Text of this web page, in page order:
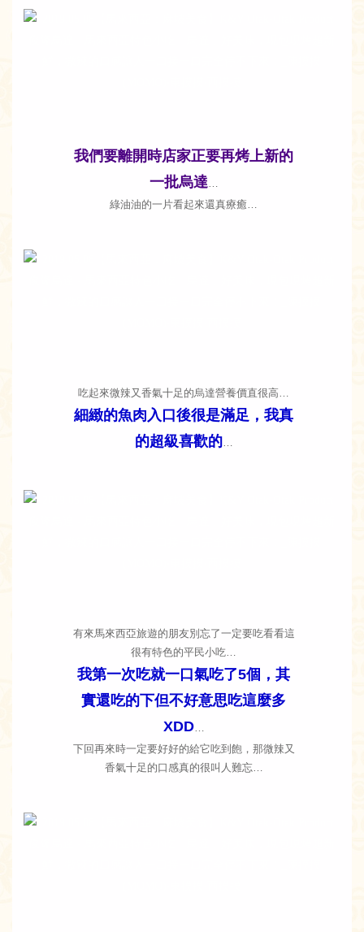
我們要離開時店家正要再烤上新的
一批烏達…
綠油油的一片看起來還真療癒…
吃起來微辣又香氣十足的烏達營養價直很高…
細緻的魚肉入口後很是滿足，我真
的超級喜歡的…
有來馬來西亞旅遊的朋友別忘了一定要吃看看這
很有特色的平民小吃…
我第一次吃就一口氣吃了5個，其
實還吃的下但不好意思吃這麼多
XDD…
下回再來時一定要好好的給它吃到飽，那微辣又
香氣十足的口感真的很叫人難忘…